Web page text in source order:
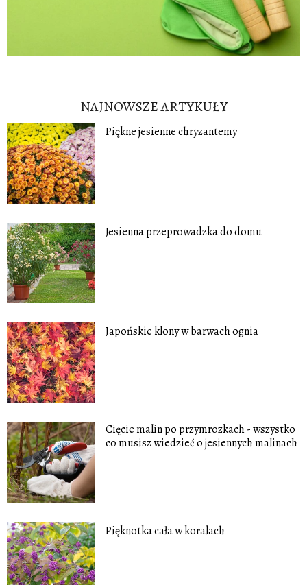
NAJNOWSZE ARTYKUŁY
Piękne jesienne chryzantemy
Jesienna przeprowadzka do domu
Japońskie klony w barwach ognia
Cięcie malin po przymrozkach - wszystko
co musisz wiedzieć o jesiennych malinach
Pięknotka cała w koralach